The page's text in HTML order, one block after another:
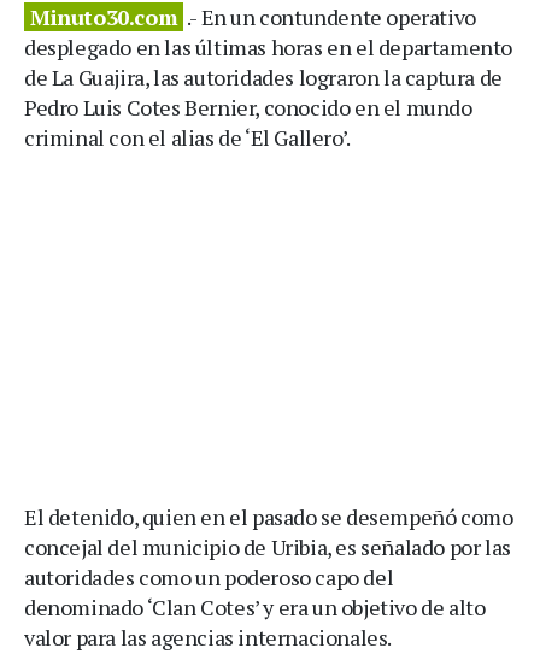
Minuto30.com .- En un contundente operativo
desplegado en las últimas horas en el departamento
de La Guajira, las autoridades lograron la captura de
Pedro Luis Cotes Bernier, conocido en el mundo
criminal con el alias de ‘El Gallero’.
El detenido, quien en el pasado se desempeñó como
concejal del municipio de Uribia, es señalado por las
autoridades como un poderoso capo del
denominado ‘Clan Cotes’ y era un objetivo de alto
valor para las agencias internacionales.